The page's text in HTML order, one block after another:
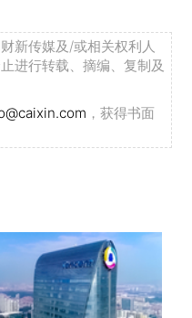
新传媒及/或相关权利人
进行转载、摘编、复制及
，获得书面